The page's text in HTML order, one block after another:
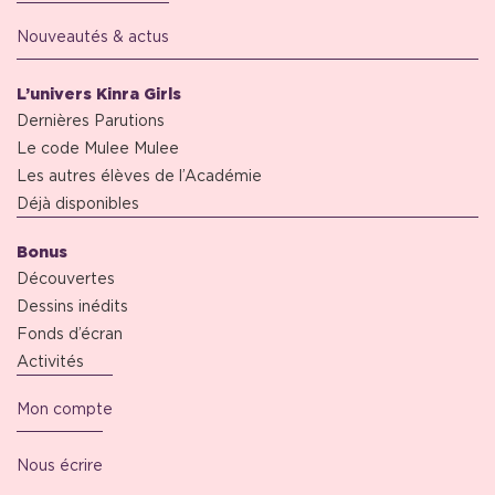
Nouveautés & actus
L’univers Kinra Girls
Dernières Parutions
Le code Mulee Mulee
Les autres élèves de l’Académie
Déjà disponibles
Bonus
Découvertes
Dessins inédits
Fonds d’écran
Activités
Mon compte
Nous écrire